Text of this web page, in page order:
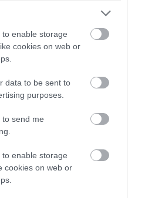
enable storage
cookies on web or
data to be sent to
purposes.
to send me
enable storage
cookies on web or
οι δύο Ρομά – Στο